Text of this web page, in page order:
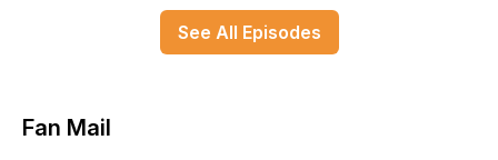
See All Episodes
Fan Mail